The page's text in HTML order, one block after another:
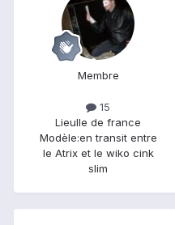
Membre
15
LieuIle de france
Modèle:en transit entre
le Atrix et le wiko cink
slim